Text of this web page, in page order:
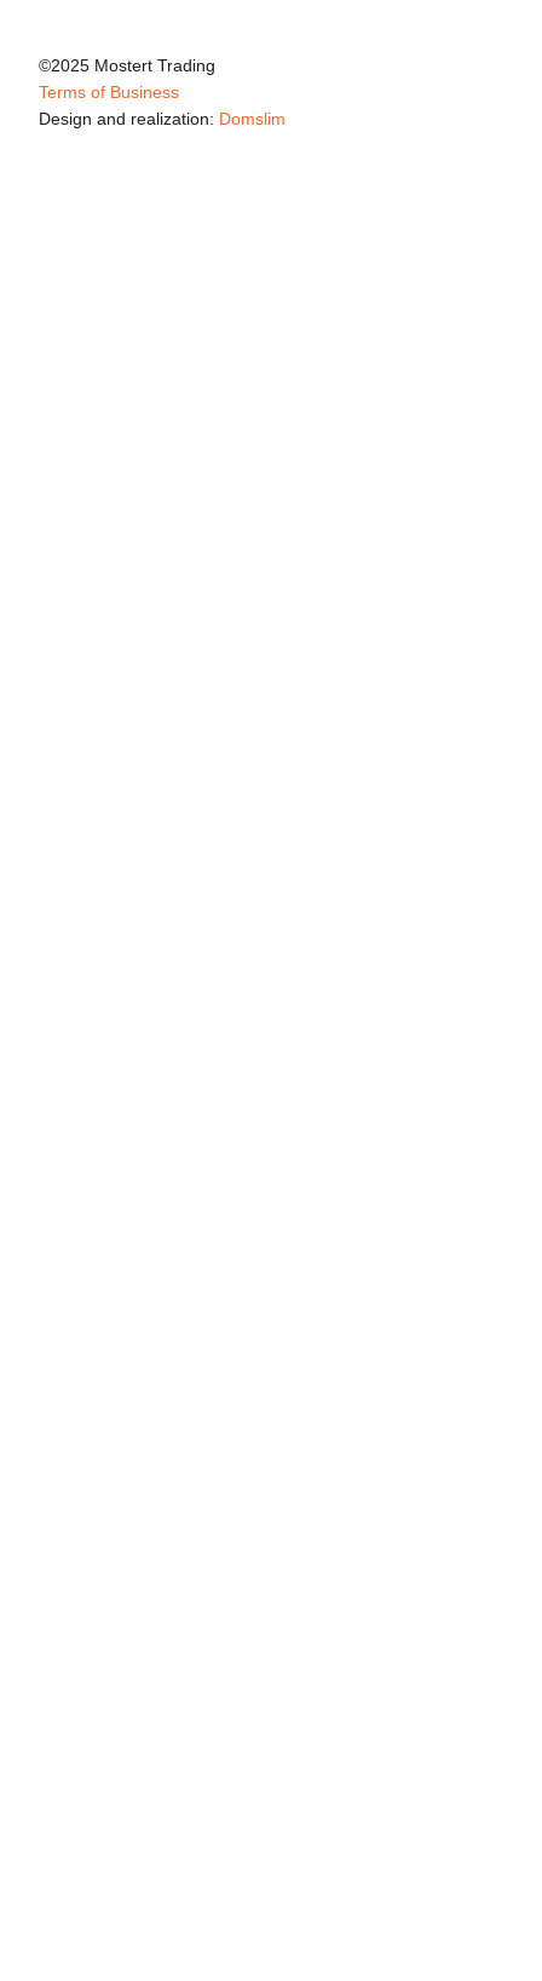
©2025 Mostert Trading
Terms of Business
Design and realization: Domslim